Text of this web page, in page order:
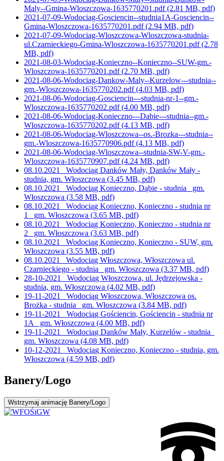
Maly--Gmina-Wloszczowa-1635770201.pdf(2.81 MB, pdf)
2021-07-09-Wodociag-Gosciencin--studnia1A-Gosciencin--
Gmina-Wloszczowa-1635770201.pdf(2.94 MB, pdf)
2021-07-09-Wodociag-Wloszczowa-Wloszczowa-studnia-
ul.Czarnieckiego-Gmina-Wloszczowa-1635770201.pdf(2.78
MB, pdf)
2021-08-03-Wodociag-Konieczno--Konieczno--SUW-gm.-
Wloszczowa-1635770201.pdf(2.70 MB, pdf)
2021-08-06-Wodociag-Dankow-Maly--Kurzelow---studnia--
gm.-Wloszczowa-1635770202.pdf(4.03 MB, pdf)
2021-08-06-Wodociag-Gosciencin---studnia-nr-1--gm.-
Wloszczowa-1635770202.pdf(4.00 MB, pdf)
2021-08-06-Wodociag-Konieczno---Dabie---studnia--gm.-
Wloszczowa-1635770202.pdf(4.13 MB, pdf)
2021-08-06-Wodociag-Wloszczowa--os.-Brozka---studnia--
gm.-Wloszczowa-1635770906.pdf(4.13 MB, pdf)
2021-08-06-Wodociag-Wloszczowa--studnia-SW-V-gm.-
Wloszczowa-1635770907.pdf(4.24 MB, pdf)
08.10.2021_ Wodociąg Danków Mały, Danków Mały -
studnia, gm. Włoszczowa (3.45 MB, pdf)
08.10.2021_ Wodociąg Konieczno, Dąbie - studnia_ gm.
Włoszczowa (3.58 MB, pdf)
08.10.2021_ Wodociąg Konieczno, Konieczno - studnia nr
1_ gm. Włoszczowa (3.65 MB, pdf)
08.10.2021_ Wodociąg Konieczno, Konieczno - studnia nr
2_ gm. Włoszczowa (3.63 MB, pdf)
08.10.2021_ Wodociąg Konieczno, Konieczno - SUW, gm.
Włoszczowa (3.55 MB, pdf)
08.10.2021_ Wodociąg Włoszczowa, Włoszczowa ul.
Czarnieckiego - studnia_ gm. Włoszczowa (3.37 MB, pdf)
28-10-2021_ Wodociąg Włoszczowa, ul. Jędrzejowska -
studnia, gm. Włoszczowa (4.02 MB, pdf)
19-11-2021_ Wodociąg Włoszczowa, Włoszczowa os.
Brożka - studnia_ gm. Włoszczowa (3.84 MB, pdf)
19-11-2021_ Wodociąg Gościencin, Gościencin - studnia nr
1A_ gm. Włoszczowa (4.00 MB, pdf)
19-11-2021_ Wodociąg Danków Mały, Kurzelów - studnia_
gm. Włoszczowa (4.08 MB, pdf)
10-12-2021_ Wodociąg Konieczno, Konieczno - studnia, gm.
Włoszczowa (4.59 MB, pdf)
Banery/Logo
Wstrzymaj animację Banery/Logo